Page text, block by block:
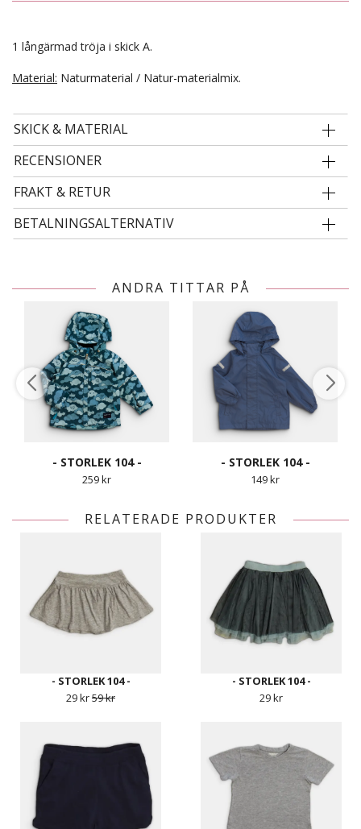
1 långärmad tröja i skick A.
Material: Naturmaterial / Natur-materialmix.
SKICK & MATERIAL
RECENSIONER
FRAKT & RETUR
BETALNINGSALTERNATIV
ANDRA TITTAR PÅ
- STORLEK 104 -
259 kr
- STORLEK 104 -
149 kr
RELATERADE PRODUKTER
- STORLEK 104 -
29 kr59 kr
- STORLEK 104 -
29 kr